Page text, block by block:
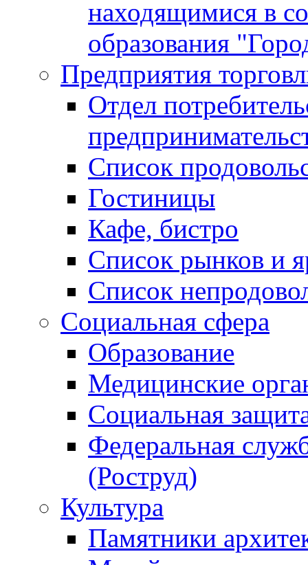
находящимися в
образования
Предприятия
Отдел
Список
Гостиницы
Кафе, бистро
Cписок рынков и
Список
Социальная сфера
Образование
Медицинские
Социальная
Федеральная
(Роструд)
Культура
Памятники